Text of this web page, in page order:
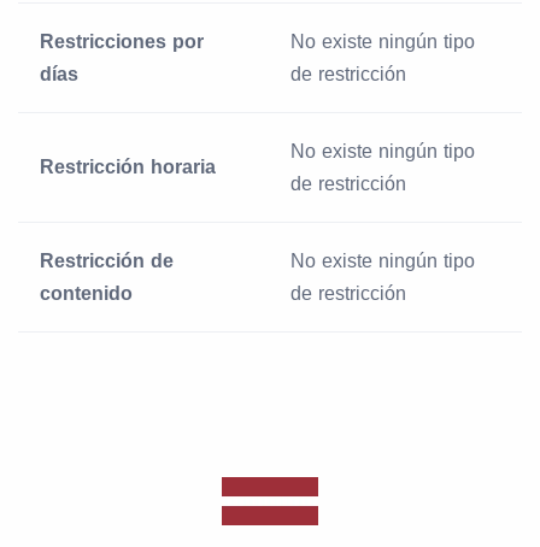
Restricciones por
días
No existe ningún tipo
de restricción
Restricción horaria
No existe ningún tipo
de restricción
Restricción de
contenido
No existe ningún tipo
de restricción